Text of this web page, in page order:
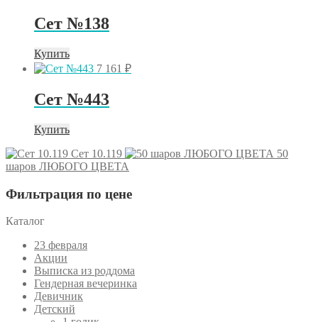
Сет №138
Купить
7 161 ₽
Сет №443
Купить
Сет 10.119
50
шаров ЛЮБОГО ЦВЕТА
Фильтрация по цене
Каталог
23 февраля
Акции
Выписка из роддома
Гендерная вечеринка
Девичник
Детский